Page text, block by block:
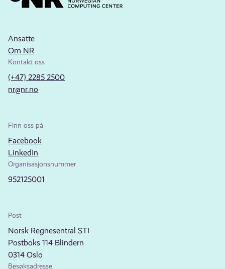
Ansatte
Om NR
Kontakt oss
(+47) 2285 2500
nr@nr.no
Finn oss på
Facebook
LinkedIn
Organisasjonsnummer
952125001
Post
Norsk Regnesentral STI
Postboks 114 Blindern
0314 Oslo
Besøksadresse